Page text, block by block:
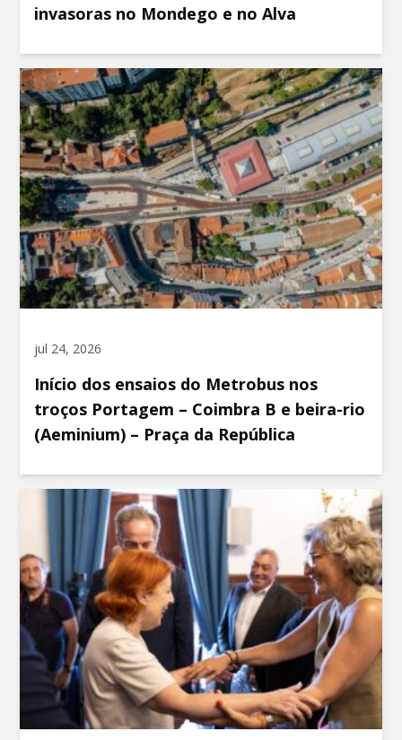
invasoras no Mondego e no Alva
jul 24, 2026
Início dos ensaios do Metrobus nos
troços Portagem – Coimbra B e beira-rio
(Aeminium) – Praça da República